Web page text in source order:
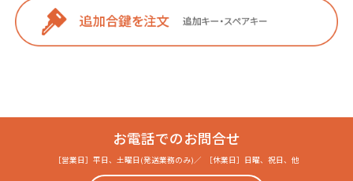
お電話でのお問合せ
［営業日］ 平日、土曜日(発送業務のみ) ／ ［休業日］ 日曜、祝日、他